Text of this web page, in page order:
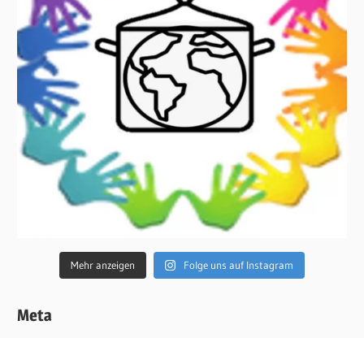
Mehr anzeigen Folge uns auf Instagram
Meta